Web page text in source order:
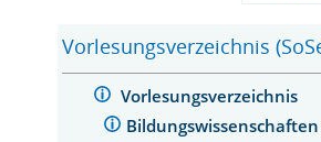
Vorlesungsverzeichnis
Vorlesungsverzeichnis